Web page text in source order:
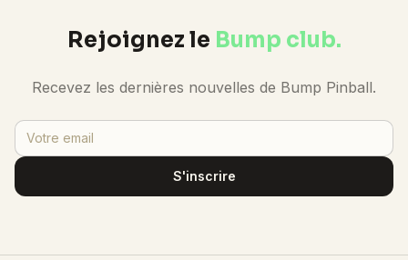
Rejoignez le Bump club.
Recevez les dernières nouvelles de Bump Pinball.
S'inscrire